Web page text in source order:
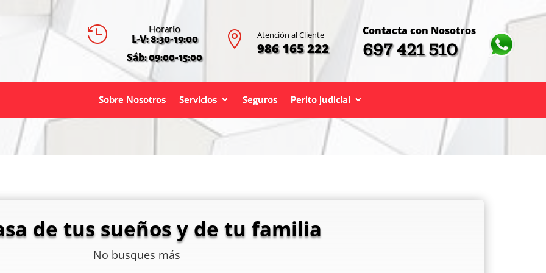
 Horario
L-V: 8:30-19:00
Sáb: 09:00-15:00
 Atención al Cliente
986 165 222
Contacta con Nosotros
697 421 510
Sobre Nosotros Servicios Seguros Perito judicial
de tus sueños y de tu familia
No busques más